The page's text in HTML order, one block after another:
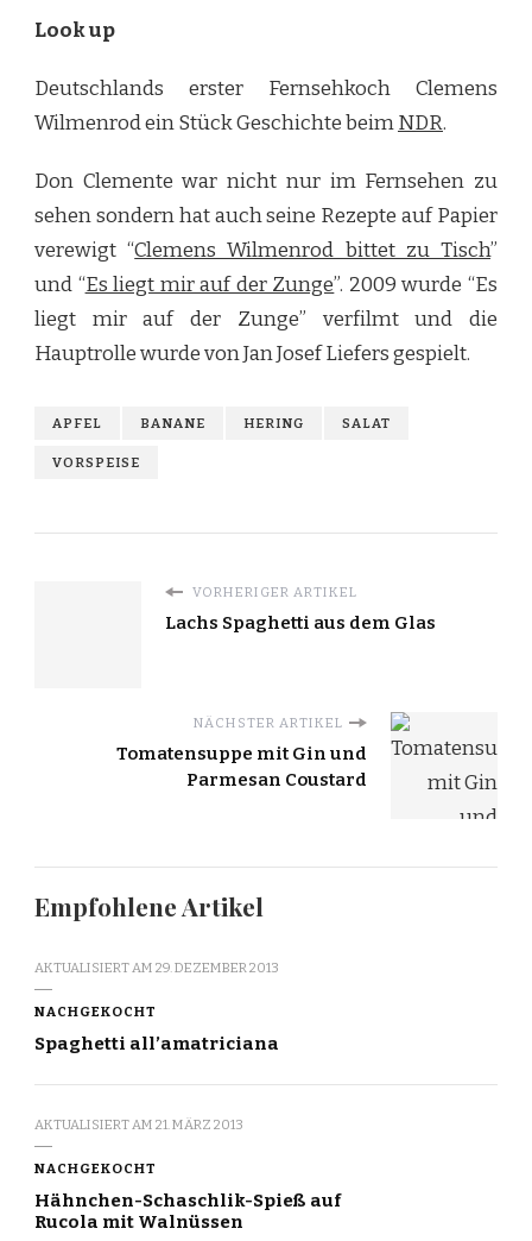
Look up
Deutschlands erster Fernsehkoch Clemens
Wilmenrod ein Stück Geschichte beimNDR.
Don Clemente war nicht nur im Fernsehen zu
sehen sondern hat auch seine Rezepte auf Papier
verewigt “Clemens Wilmenrod bittet zu Tisch”
und “Es liegt mir auf der Zunge”. 2009 wurde “Es
liegt mir auf der Zunge” verfilmt und die
Hauptrolle wurde von Jan Josef Liefers gespielt.
APFEL BANANE HERING SALAT
VORSPEISE
VORHERIGER ARTIKEL
Lachs Spaghetti aus dem Glas
NÄCHSTER ARTIKEL
Tomatensuppe mit Gin und
Parmesan Coustard
Empfohlene Artikel
AKTUALISIERT AM 29. DEZEMBER 2013
NACHGEKOCHT
Spaghetti all’amatriciana
AKTUALISIERT AM 21. MÄRZ 2013
NACHGEKOCHT
Hähnchen-Schaschlik-Spieß auf
Rucola mit Walnüssen